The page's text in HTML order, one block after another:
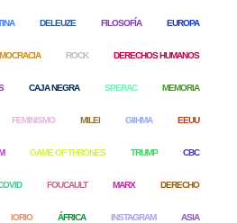
DELEUZE FILOSOFÍA EUROPA
ROCK DERECHOS HUMANOS
CAJA NEGRA SPERAC MEMORIA
FEMINISMO MILEI GIIHMA EEUU
GAME OF THRONES TRUMP CBC
FOUCAULT MARX DERECHO
IORIO ÁFRICA INSTAGRAM ASIA